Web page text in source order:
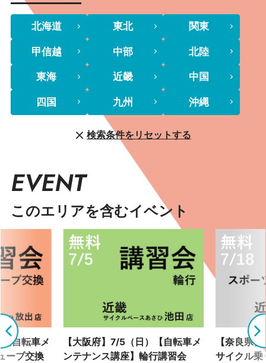
北海道 東北 関東
甲信越 中部 北陸
東海 近畿 中国
四国 九州 沖縄
検索条件をリセットする
EVENT
このエリアを含むイベント
自転車メ
ーブ交換
【大阪府】7/5（日）【自転車メ
ンテナンス講座】輪行講習会
【奈良県
サイクル乗